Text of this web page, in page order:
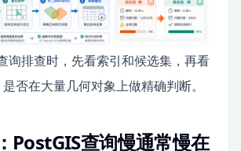
询排查时，先看索引和候选集，再看
否在大量几何对象上做精确判断。
PostGIS查询慢通常慢在